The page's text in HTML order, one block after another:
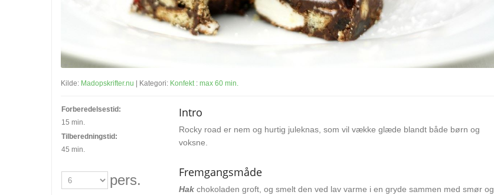
Kilde: Madopskrifter.nu | Kategori: Konfekt: max 60 min.
Forberedelsestid:
15 min.
Tilberedningstid:
45 min.
pers.
Intro
Rocky road er nem og hurtig juleknas, som vil vække glæde blandt både børn og
voksne.
Fremgangsmåde
Hak chokoladen groft, og smelt den ved lav varme i en gryde sammen med smør og